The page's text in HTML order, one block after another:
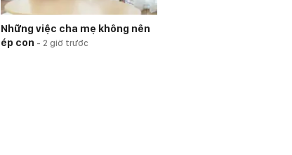
Những việc cha mẹ không nên
ép con - 2 giờ trước